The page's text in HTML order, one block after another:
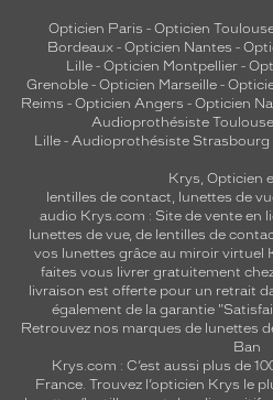
Opticien Paris - Opticien
Bordeaux- Opticien Nantes -
Lille - Opticien Montpellier -
Grenoble - Opticien Marseille -
Reims - Opticien Angers - Opticien
Audioprothésiste Toulouse
Lille- Audioprothésiste Strasbourg
Krys, Opticien
lentilles de contact, lunettes de
audio Krys.com : Site de vente en
lunettes de vue, de lentilles de
vos lunettes grâce au miroir virtuel
faites vous livrer gratuitement
livraison est offerte pour un retrait
également de la garantie
Retrouvez nos marques de lunettes
Ban
Krys.com : C’est aussi plus de
France. Trouvez l’opticien Krys le